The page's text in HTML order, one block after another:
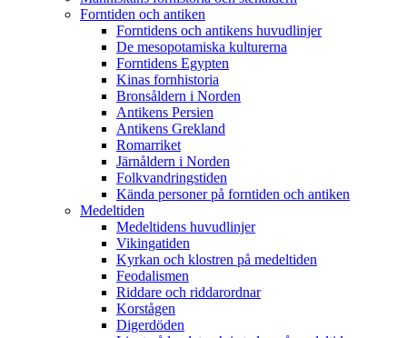
Forntiden och antiken
Forntidens och antikens huvudlinjer
De mesopotamiska kulturerna
Forntidens Egypten
Kinas fornhistoria
Bronsåldern i Norden
Antikens Persien
Antikens Grekland
Romarriket
Järnåldern i Norden
Folkvandringstiden
Kända personer på forntiden och antiken
Medeltiden
Medeltidens huvudlinjer
Vikingatiden
Kyrkan och klostren på medeltiden
Feodalismen
Riddare och riddarordnar
Korstågen
Digerdöden